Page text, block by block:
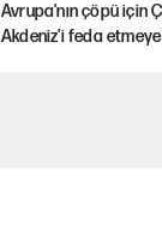
Avrupa'nın çöpü için
Akdeniz'i feda